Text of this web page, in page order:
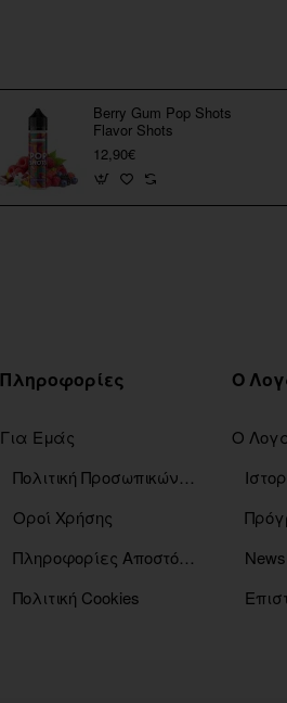
Berry Gum Pop Shots
Flavor Shots
12,90€
Πληροφορίες
Για Εμάς
Πολιτική Προσωπικών Δεδομένων
Οροί Χρήσης
Πληροφορίες Αποστόλης
Πολιτική Cookies
Ο
Ο